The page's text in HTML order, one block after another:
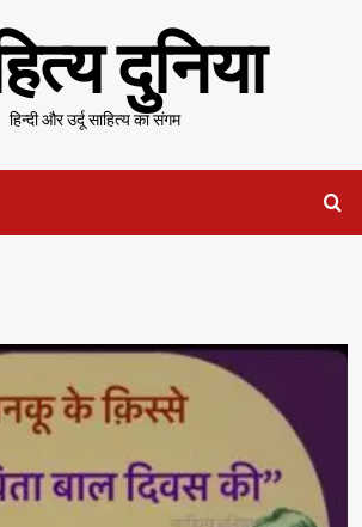
दुनिया
हिन्दी और उर्दू साहित्य का संगम